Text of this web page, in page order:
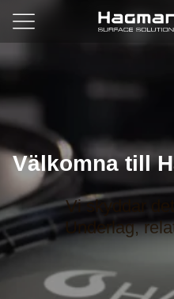
Välkomna till
Vi skyddar
Underlag,